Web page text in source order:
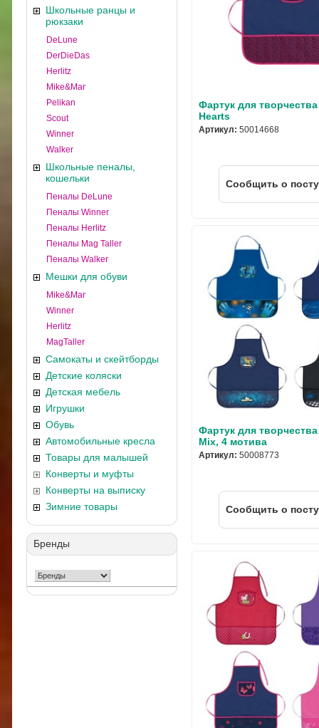
Школьные ранцы и
рюкзаки
DeLune
DerDieDas
Herlitz
Mike&Mar
Pelikan
Scout
Winner
Walker
Школьные пеналы,
кошельки
Пеналы DeLune
Пеналы Winner
Пеналы Herlitz
Пеналы Mag Taller
Пеналы Walker
Мешки для обуви
Mike&Mar
Winner
Herlitz
MagTaller
Самокаты и скейтборды
Детские коляски
Детская мебель
Игрушки
Обувь
Автомобильные кресла
Товары для малышей
Конверты и муфты
Конверты на выписку
Зимние товары
Бренды
Фартук для
Hearts
Артикул: 50014668
Cообщить о
Фартук для
Mix, 4 мотива
Артикул: 50008773
Cообщить о